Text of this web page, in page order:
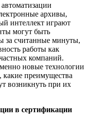
архивы,
интеллект играют
могут быть
за считанные минуты,
работы как
компаний.
новые технологии
какие преимущества
возникнуть при их
в сертификации